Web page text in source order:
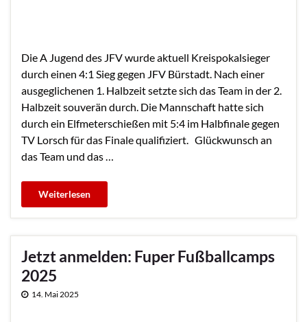
Die A Jugend des JFV wurde aktuell Kreispokalsieger
durch einen 4:1 Sieg gegen JFV Bürstadt. Nach einer
ausgeglichenen 1. Halbzeit setzte sich das Team in der 2.
Halbzeit souverän durch. Die Mannschaft hatte sich
durch ein Elfmeterschießen mit 5:4 im Halbfinale gegen
TV Lorsch für das Finale qualifiziert. Glückwunsch an
das Team und das …
Jetzt anmelden: Fuper Fußballcamps
2025
14. Mai 2025